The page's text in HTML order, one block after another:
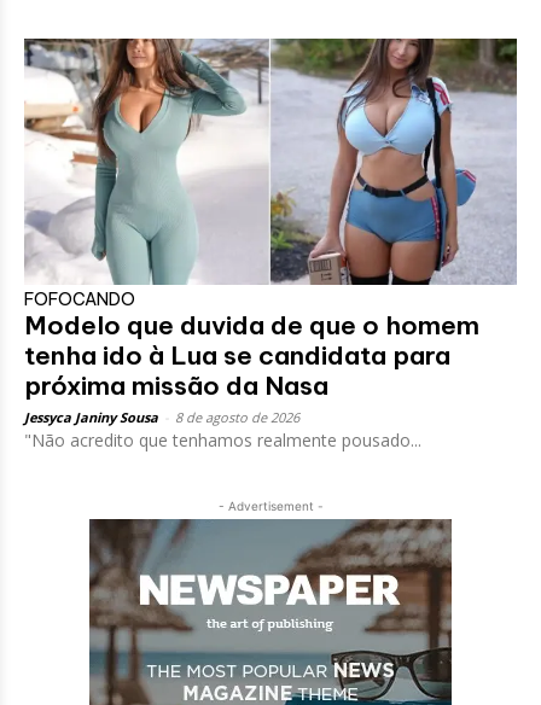
FOFOCANDO
Modelo que duvida de que o homem
tenha ido à Lua se candidata para
próxima missão da Nasa
Jessyca Janiny Sousa 8 de agosto de 2026
"Não acredito que tenhamos realmente pousado...
- Advertisement -